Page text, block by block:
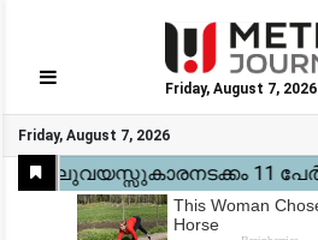
Friday, August 7, 2026
Friday, August 7, 2026
GO
Home
Kerala
National
Gulf
World
Sports
Movies
Health
Automobile
Travel
Education
Novel
Business
Technology
Webstory